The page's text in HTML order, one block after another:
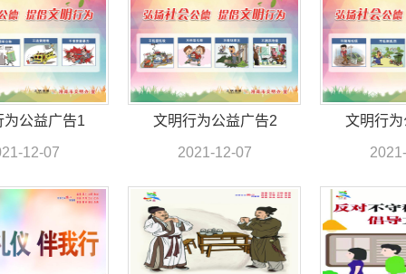
为公益广告1
12-07
文明行为公益广告2
2021-12-07
文明行